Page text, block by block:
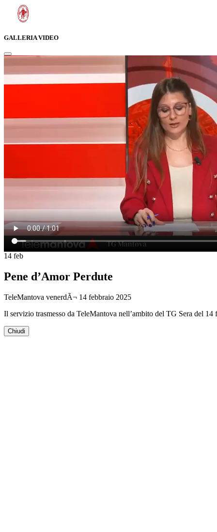
GALLERIA VIDEO
14 feb
Pene d’Amor Perdute
TeleMantova venerdÃ¬ 14 febbraio 2025
Il servizio trasmesso da TeleMantova nell’ambito del TG Sera del 14
Chiudi